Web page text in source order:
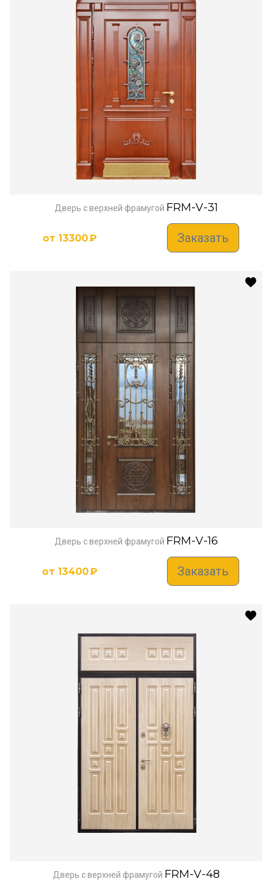
Дверь с верхней фрамугой FRM-V-31
от 13300₽ Заказать
Дверь с верхней фрамугой FRM-V-16
от 13400₽ Заказать
Дверь с верхней фрамугой FRM-V-48